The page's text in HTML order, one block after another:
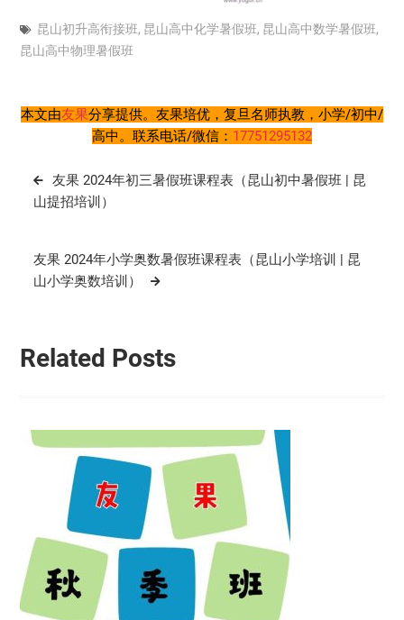
昆山初升高衔接班, 昆山高中化学暑假班, 昆山高中数学暑假班,
昆山高中物理暑假班
本文由友果分享提供。友果培优，复旦名师执教，小学/初中/
高中。联系电话/微信： 17751295132
文
章
航
友果 2024年初三暑假班课程表（昆山初中暑假班 | 昆
山提招培训）
友果 2024年小学奥数暑假班课程表（昆山小学培训 | 昆
山小学奥数培训）
Related Posts